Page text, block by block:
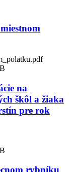
na
škôl a žiaka
pre rok
rybníku